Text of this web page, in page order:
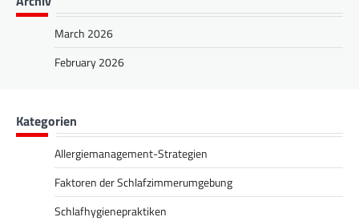
March 2026
February 2026
Kategorien
Allergiemanagement-Strategien
Faktoren der Schlafzimmerumgebung
Schlafhygienepraktiken